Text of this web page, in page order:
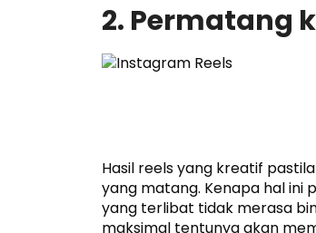
2. Permatang
Hasil reels yang kreatif
yang matang. Kenapa hal ini
yang terlibat tidak merasa
maksimal tentunya akan